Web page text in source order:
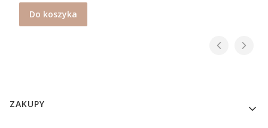
Do koszyka
Linki w stopce
ZAKUPY